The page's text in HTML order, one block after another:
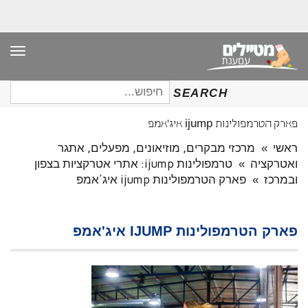
SEARCH
חיפוש
עבור:
פארק הטרמפולינות ijump איג'אמפ
ראשי » מרכזי מבקרים, מוזיאונים, מפעלים, אתגר
ואטרקציה »
טרמפולינות ijump: אתרי אטרקציות בצפון
ובמרכז » פארק הטרמפולינות ijump איג'אמפ
פארק הטרמפולינות IJUMP איג'אמפ